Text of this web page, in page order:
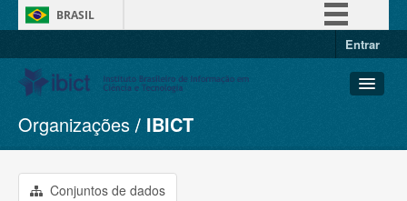
BRASIL
Entrar
Conjuntos de dados
Organizações
Grupos
Organizações IBICT
Conjuntos de dados